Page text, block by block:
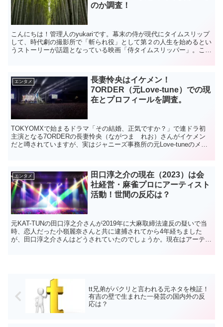
のか調査！
こんにちは！管理人のyukariです。幕末の侍が現代にタイムスリップ
して、時代劇の撮影所で「斬られ役」として第２の人生を始めるとい
うストーリーが話題となっている映画「侍タイムスリッパー」。この
エンタメ
長妻怜央はイケメン！
7ORDER（元Love-tune）での現
在とプロフィールを調査。
TOKYOMXで始まるドラマ「その結婚、正気ですか？」で連ドラ初
主演となる7ORDERの長妻怜央（ながつま れお）さんがイケメン
だと噂されていますが、実はジャニーズ事務所の元Love-tuneのメン
エンタメ
田口淳之介の現在（2023）は会
社経営・麻雀プロにアーティスト
活動！世間の反応は？
元KAT-TUNの田口淳之介さんが2019年に大麻取締法違反の疑いで当
時、恋人だった小嶺麗奈さんと共に逮捕されてから4年経ちました
が、田口淳之介さんはどうされていたのでしょうか。現在はアーティ
tt兄弟がパクリと言われる元ネタを検証！
有吉の壁で生まれた一発芸の国内外の反
応は？